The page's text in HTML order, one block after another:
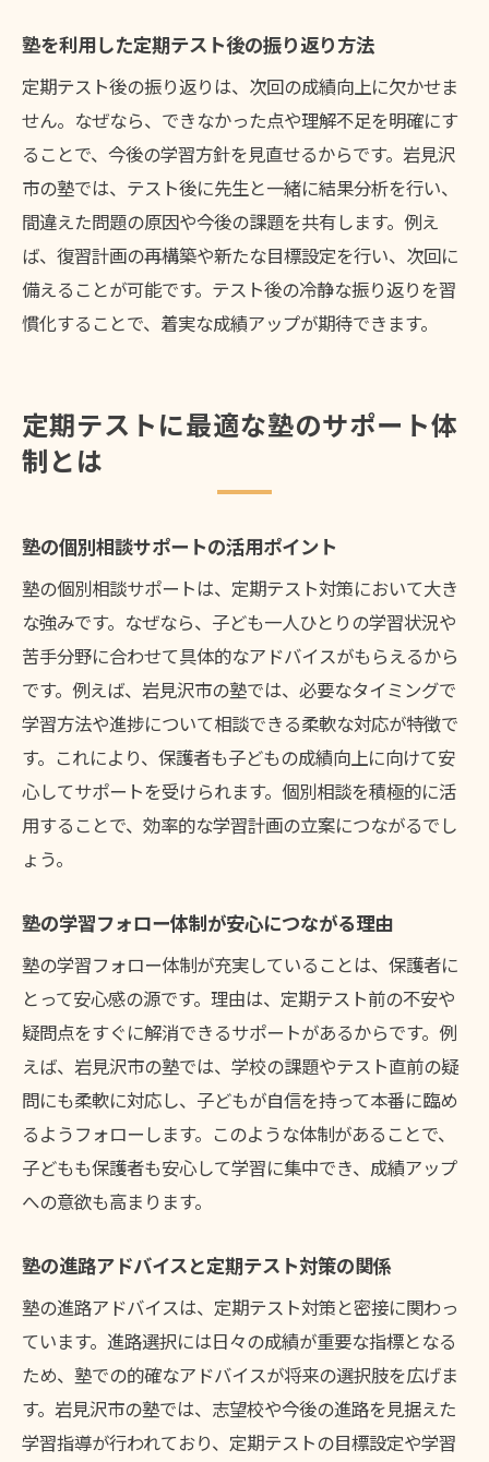
塾を利用した定期テスト後の振り返り方法
定期テスト後の振り返りは、次回の成績向上に欠かせま
せん。なぜなら、できなかった点や理解不足を明確にす
ることで、今後の学習方針を見直せるからです。岩見沢
市の塾では、テスト後に先生と一緒に結果分析を行い、
間違えた問題の原因や今後の課題を共有します。例え
ば、復習計画の再構築や新たな目標設定を行い、次回に
備えることが可能です。テスト後の冷静な振り返りを習
慣化することで、着実な成績アップが期待できます。
定期テストに最適な塾のサポート体
制とは
塾の個別相談サポートの活用ポイント
塾の個別相談サポートは、定期テスト対策において大き
な強みです。なぜなら、子ども一人ひとりの学習状況や
苦手分野に合わせて具体的なアドバイスがもらえるから
です。例えば、岩見沢市の塾では、必要なタイミングで
学習方法や進捗について相談できる柔軟な対応が特徴で
す。これにより、保護者も子どもの成績向上に向けて安
心してサポートを受けられます。個別相談を積極的に活
用することで、効率的な学習計画の立案につながるでし
ょう。
塾の学習フォロー体制が安心につながる理由
塾の学習フォロー体制が充実していることは、保護者に
とって安心感の源です。理由は、定期テスト前の不安や
疑問点をすぐに解消できるサポートがあるからです。例
えば、岩見沢市の塾では、学校の課題やテスト直前の疑
問にも柔軟に対応し、子どもが自信を持って本番に臨め
るようフォローします。このような体制があることで、
子どもも保護者も安心して学習に集中でき、成績アップ
への意欲も高まります。
塾の進路アドバイスと定期テスト対策の関係
塾の進路アドバイスは、定期テスト対策と密接に関わっ
ています。進路選択には日々の成績が重要な指標となる
ため、塾での的確なアドバイスが将来の選択肢を広げま
す。岩見沢市の塾では、志望校や今後の進路を見据えた
学習指導が行われており、定期テストの目標設定や学習